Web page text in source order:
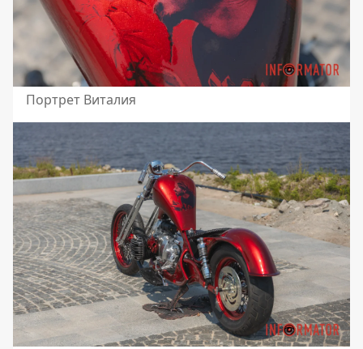
Портрет Виталия